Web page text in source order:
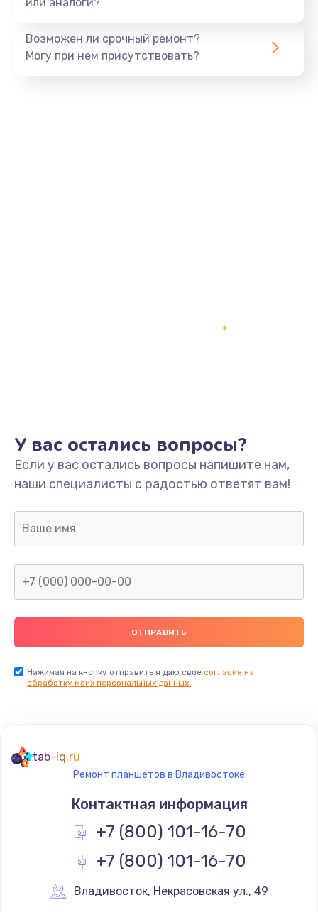
960 руб.
Заказать
1600 руб.
Заказать
Ремонт цепей питания
750 руб.
Заказать
Установка драйверов
1240 руб.
Заказать
Ремонт петель крышки
990 руб.
Заказать
Возможен ли срочный ремонт?
Могу при нем присутствовать?
У вас остались вопросы?
Если у вас остались вопросы напишите нам,
наши специалисты с радостью ответят вам!
Нажимая на кнопку отправить я даю свое согласие на
обработку моих персональных данных.
tab-iq.ru
Ремонт планшетов в Владивостоке
Контактная информация
+7 (800) 101-16-70
+7 (800) 101-16-70
Владивосток, Некрасовская ул., 49